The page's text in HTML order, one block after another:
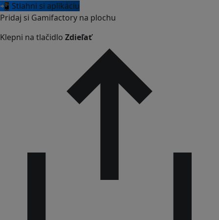
📲 Stiahni si aplikáciu
Pridaj si Gamifactory na plochu
Klepni na tlačidlo Zdieľať